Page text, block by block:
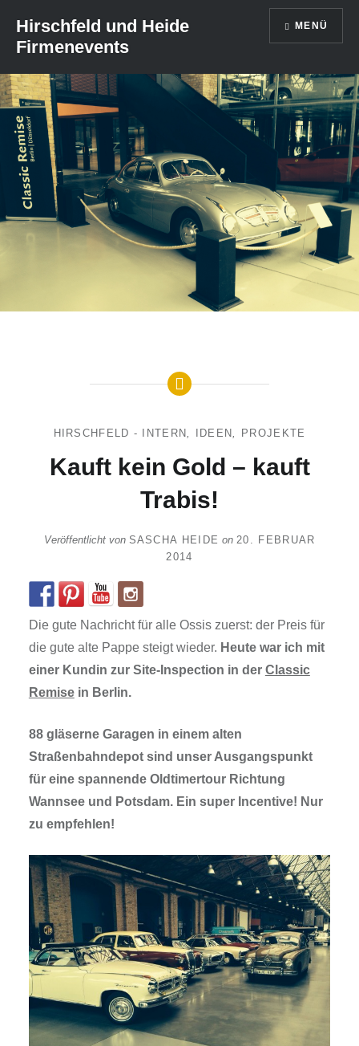
zum
Inhalt
Hirschfeld und Heide
Firmenevents
MENÜ
HIRSCHFELD - INTERN IDEEN PROJEKTE
Kauft kein Gold – kauft
Trabis!
Veröffentlicht von SASCHA HEIDE on20. FEBRUAR
2014
Die gute Nachricht für alle Ossis zuerst: der Preis für
die gute alte Pappe steigt wieder. Heute war ich mit
einer Kundin zur Site-Inspection in der Classic
Remisein Berlin.
88 gläserne Garagen in einem alten
Straßenbahndepot sind unser Ausgangspunkt
für eine spannende Oldtimertour Richtung
Wannsee und Potsdam. Ein super Incentive! Nur
zu empfehlen!